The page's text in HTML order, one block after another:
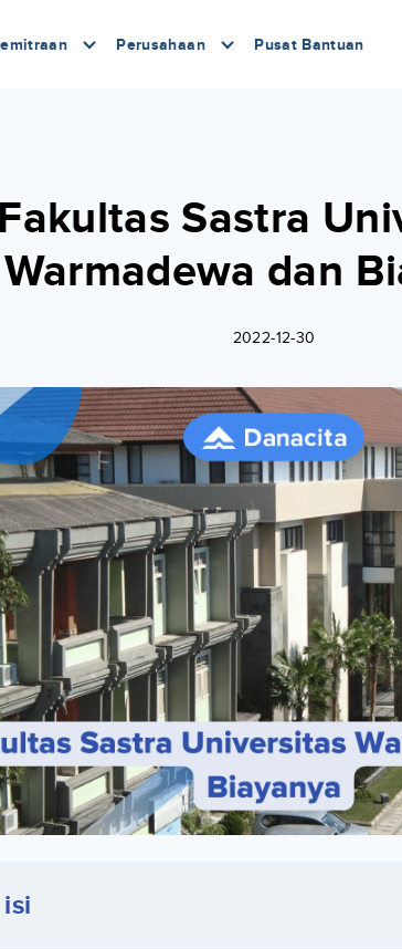
Perusahaan Pusat Bantuan
Fakultas Sastra
Warmadewa dan
2022-12-30